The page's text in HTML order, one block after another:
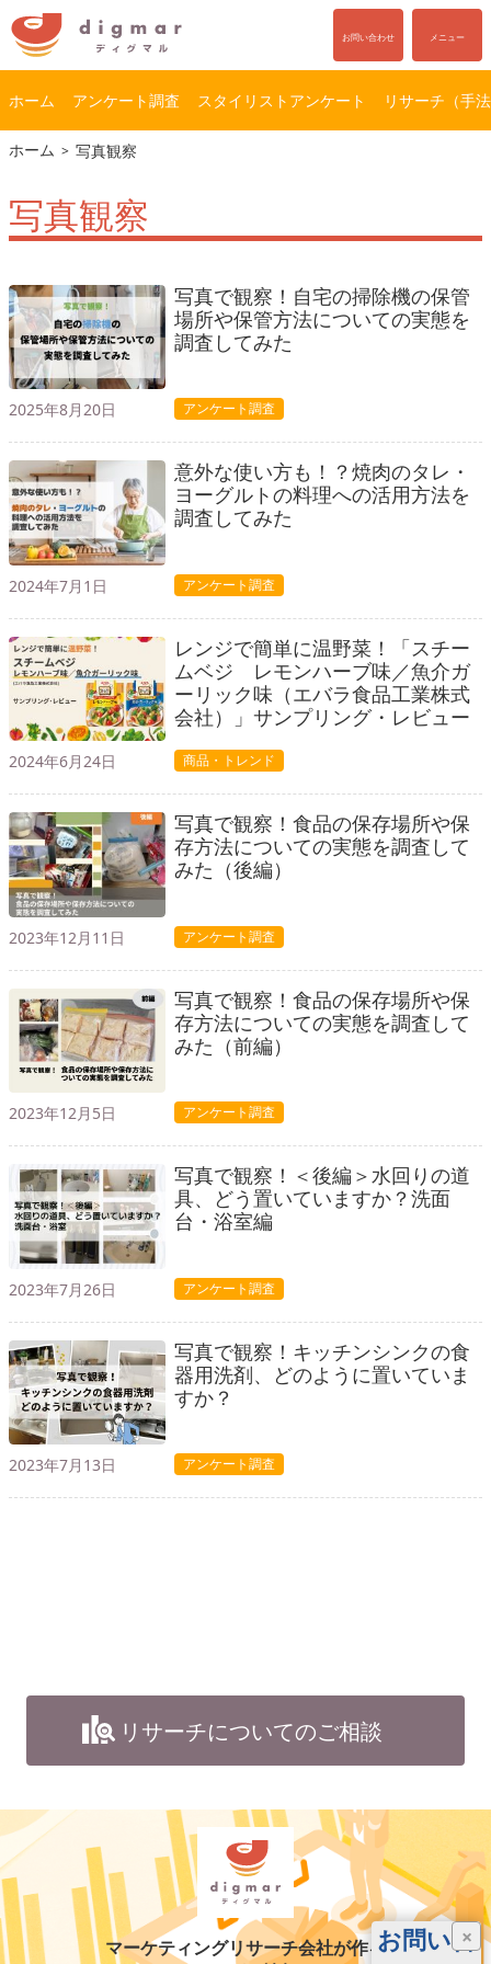
コ
ン
ン
ツ
キ
ッ
プ
ナ
ビ
ー
シ
に
移
動
お問い合わせ メニュー
ホーム アンケート調査 スタイリストアンケート リサーチ（手
ホーム 写真観察
写真観察
写真で観察！自宅の掃除機の保管
場所や保管方法についての実態を
調査してみた
2025年8月20日 アンケート調査
意外な使い方も！？焼肉のタレ・
ヨーグルトの料理への活用方法を
調査してみた
2024年7月1日 アンケート調査
レンジで簡単に温野菜！「スチー
ムベジ レモンハーブ味／魚介ガ
ーリック味（エバラ食品工業株式
会社）」サンプリング・レビュー
2024年6月24日 商品・トレンド
写真で観察！食品の保存場所や保
存方法についての実態を調査して
みた（後編）
2023年12月11日 アンケート調査
写真で観察！食品の保存場所や保
存方法についての実態を調査して
みた（前編）
2023年12月5日 アンケート調査
写真で観察！＜後編＞水回りの道
具、どう置いていますか？洗面
台・浴室編
2023年7月26日 アンケート調査
写真で観察！キッチンシンクの食
器用洗剤、どのように置いていま
すか？
2023年7月13日 アンケート調査
リサーチについてのご相談
マーケティングリサーチ会社が作る
×
お問い合